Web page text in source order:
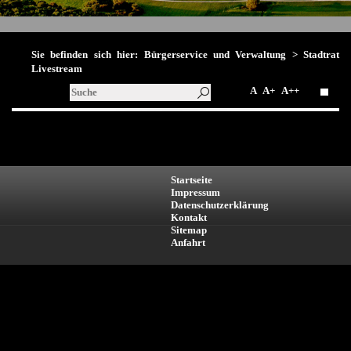
Sie befinden sich hier: Bürgerservice und Verwaltung > Stadtrat
Livestream
A A+ A++
Startseite
Impressum
Datenschutzerklärung
Kontakt
Sitemap
Anfahrt